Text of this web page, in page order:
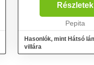
Részletek
Pepita
Hasonlók, mint Hátsó
villára